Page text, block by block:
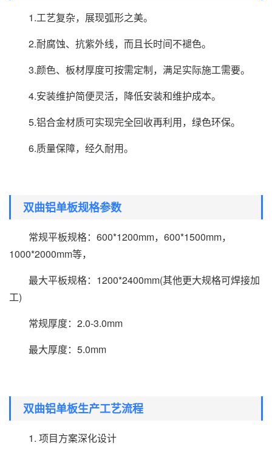
1.工艺复杂，展现弧形之美。
2.耐腐蚀、抗紫外线，而且长时间不褪色。
3.颜色、板材厚度可按需定制，满足实际施工需要。
4.安装维护简便灵活，降低安装和维护成本。
5.铝合金材质可实现完全回收再利用，绿色环保。
6.质量保障，经久耐用。
双曲铝单板规格参数
常规平板规格：600*1200mm，600*1500mm，
1000*2000mm等，
最大平板规格：1200*2400mm(其他更大规格可焊接加
工)
常规厚度：2.0-3.0mm
最大厚度：5.0mm
双曲铝单板生产工艺流程
1. 项目方案深化设计